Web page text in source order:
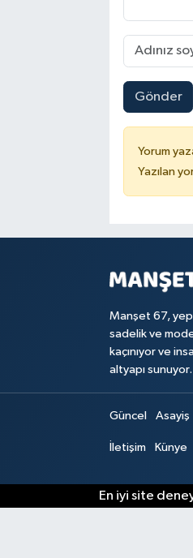
Gönder
Yorum
Yazılan
Manşet 67,
sadelik ve
kaçınıyor ve
altyapı sunuyor.
Güncel Asayiş
İletişim Künye
En iyi site